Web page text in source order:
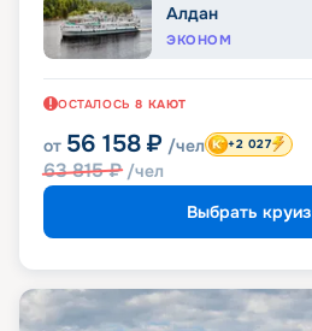
Алдан
ЭКОНОМ
ОСТАЛОСЬ 8 КАЮТ
от 56 158 ₽ /чел
63 815₽ /чел
+2 027
Выбрать круиз